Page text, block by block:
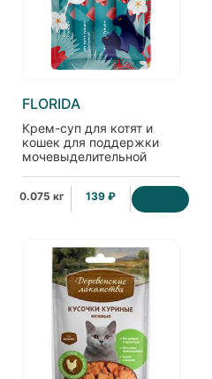
FLORIDA
Крем-суп для котят и
кошек для поддержки
мочевыделительной
брусникой, 75г
0.075 кг 139 ₽